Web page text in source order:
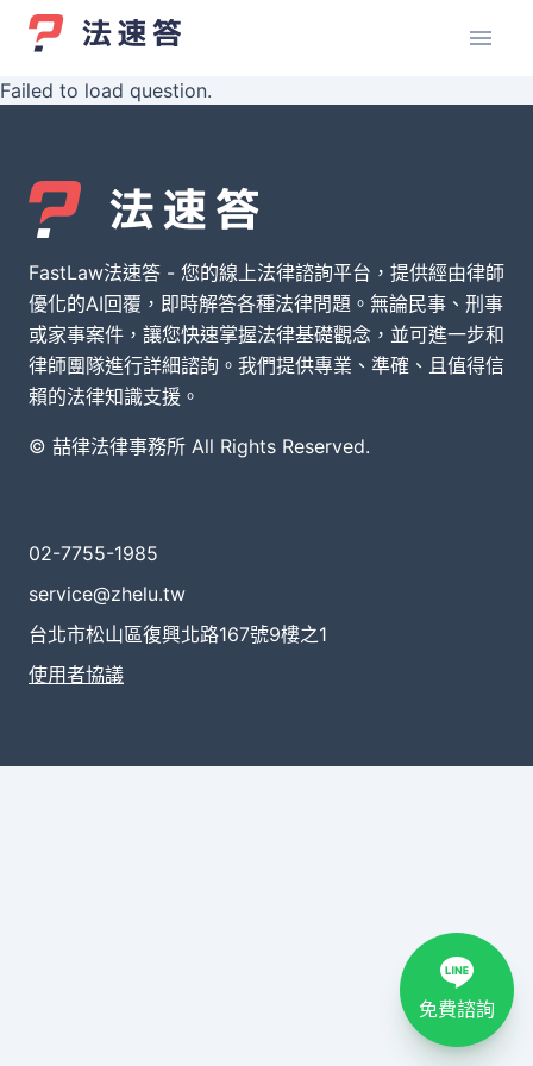
Failed to load question.
FastLaw法速答 - 您的線上法律諮詢平台，提供經由律師
優化的AI回覆，即時解答各種法律問題。無論民事、刑事
或家事案件，讓您快速掌握法律基礎觀念，並可進一步和
律師團隊進行詳細諮詢。我們提供專業、準確、且值得信
賴的法律知識支援。
© 喆律法律事務所 All Rights Reserved.
02-7755-1985
service@zhelu.tw
台北市松山區復興北路167號9樓之1
使用者協議
免費諮詢